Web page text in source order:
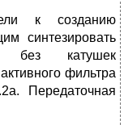
к созданию
синтезировать
без катушек
фильтра
Передаточная